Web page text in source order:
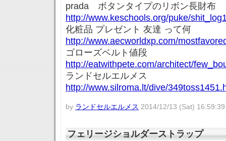
prada ボタンタイプのリボン長財布
http://www.keschools.org/puke/
化粧品 プレゼント 友達 って何
http://www.aecworldxp.com/
ゴローズベルト値段
http://eatwithpete.com/architect/
ランドセルエルメス
http://www.silroma.lt/dive/
by ランドセルエルメス 2014/12/13 (Sat) 16:59:39
フェリージショルダーストラップ